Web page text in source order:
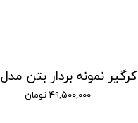
کرگیر نمونه بردار بتن مدل 255
۴۹,۵۰۰,۰۰۰ تومان